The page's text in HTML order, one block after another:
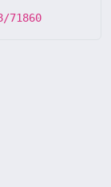
71860